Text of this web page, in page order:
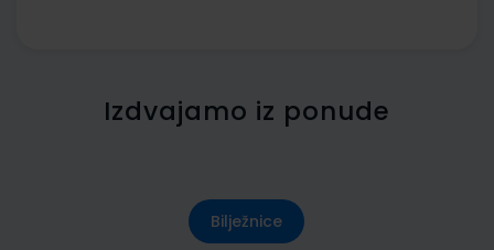
Izdvajamo iz ponude
Bilježnice